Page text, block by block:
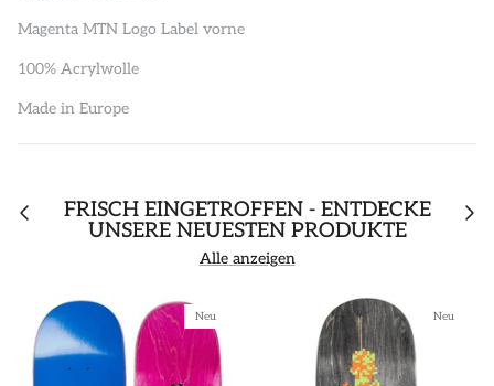
Magenta MTN Logo Label vorne
100% Acrylwolle
Made in Europe
FRISCH EINGETROFFEN - ENTDECKE
UNSERE NEUESTEN PRODUKTE
Alle anzeigen
Neu Neu